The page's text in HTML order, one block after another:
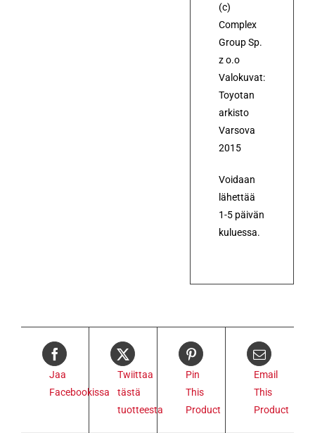
(c)
Complex
Group Sp.
z o.o
Valokuvat:
Toyotan
arkisto
Varsova
2015
Voidaan
lähettää
1-5 päivän
kuluessa.
Jaa
Facebookissa
Twiittaa
tästä
tuotteesta
Pin
This
Product
Email
This
Product